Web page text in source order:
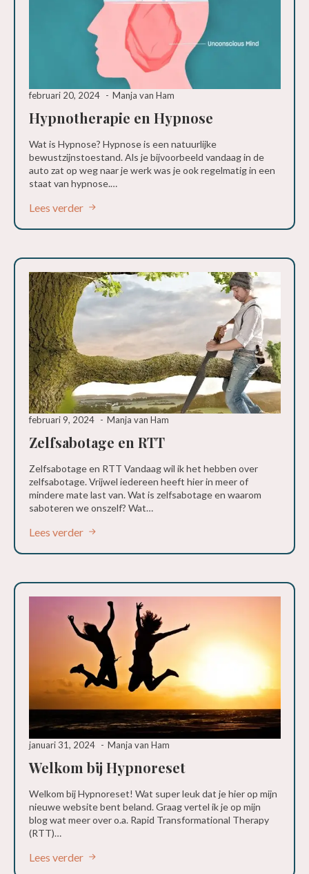
Hypnotherapie en Hypnose
februari 20, 2024 Manja van Ham
Wat is Hypnose? Hypnose is een natuurlijke
bewustzijnstoestand. Als je bijvoorbeeld vandaag in de
auto zat op weg naar je werk was je ook regelmatig in een
staat van hypnose.…
Lees verder
Zelfsabotage en RTT
februari 9, 2024 Manja van Ham
Zelfsabotage en RTT Vandaag wil ik het hebben over
zelfsabotage. Vrijwel iedereen heeft hier in meer of
mindere mate last van. Wat is zelfsabotage en waarom
saboteren we onszelf? Wat…
Lees verder
Welkom bij Hypnoreset
januari 31, 2024 Manja van Ham
Welkom bij Hypnoreset! Wat super leuk dat je hier op mijn
nieuwe website bent beland. Graag vertel ik je op mijn
blog wat meer over o.a. Rapid Transformational Therapy
(RTT)…
Lees verder